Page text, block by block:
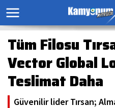
Tüm Filosu
Vector Global
Teslimat Daha
Güvenilir lider Tırsan;